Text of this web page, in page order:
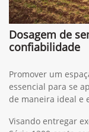
Dosagem de
confiabilidade
Promover um
essencial para se
de maneira ideal e
Visando entregar